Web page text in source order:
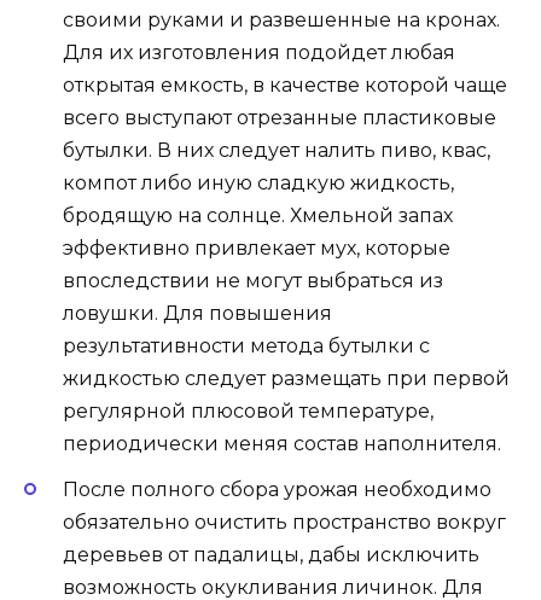
своими руками и развешенные на кронах.
Для их изготовления подойдет любая
открытая емкость, в качестве которой чаще
всего выступают отрезанные пластиковые
бутылки. В них следует налить пиво, квас,
компот либо иную сладкую жидкость,
бродящую на солнце. Хмельной запах
эффективно привлекает мух, которые
впоследствии не могут выбраться из
ловушки. Для повышения
результативности метода бутылки с
жидкостью следует размещать при первой
регулярной плюсовой температуре,
периодически меняя состав наполнителя.
После полного сбора урожая необходимо
обязательно очистить пространство вокруг
деревьев от падалицы, дабы исключить
возможность окукливания личинок. Для